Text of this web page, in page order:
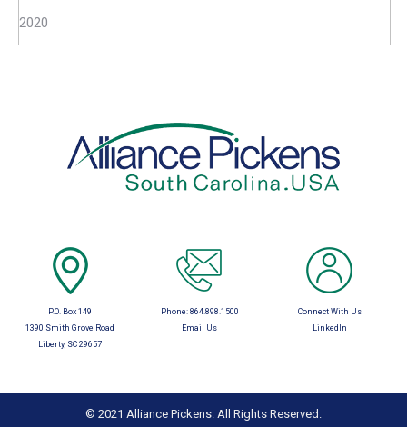
2020
P.O. Box 149
1390 Smith Grove Road
Liberty, SC 29657
Phone: 864.898.1500
Email Us
Connect With Us
LinkedIn
© 2021 Alliance Pickens. All Rights Reserved.